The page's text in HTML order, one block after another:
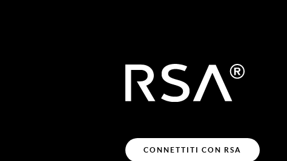
CONNETTITI CON RSA